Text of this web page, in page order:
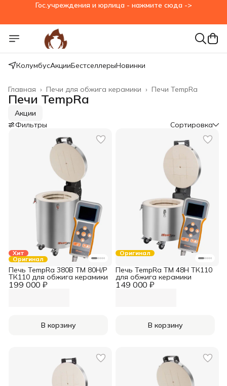
КолумбусАкцииБестселлерыНовинки
Печи TempRa
Печи для обжига керамики ›
Главная ›
Печи TempRa
Акции
Фильтры
Сортировка
Хит
Оригинал
199 000 ₽
Печь TempRa 380В TM 80H/Р
ТК110 для обжига керамики
В корзину
Оригинал
149 000 ₽
Печь TempRa TM 48H ТК110
для обжига керамики
В корзину